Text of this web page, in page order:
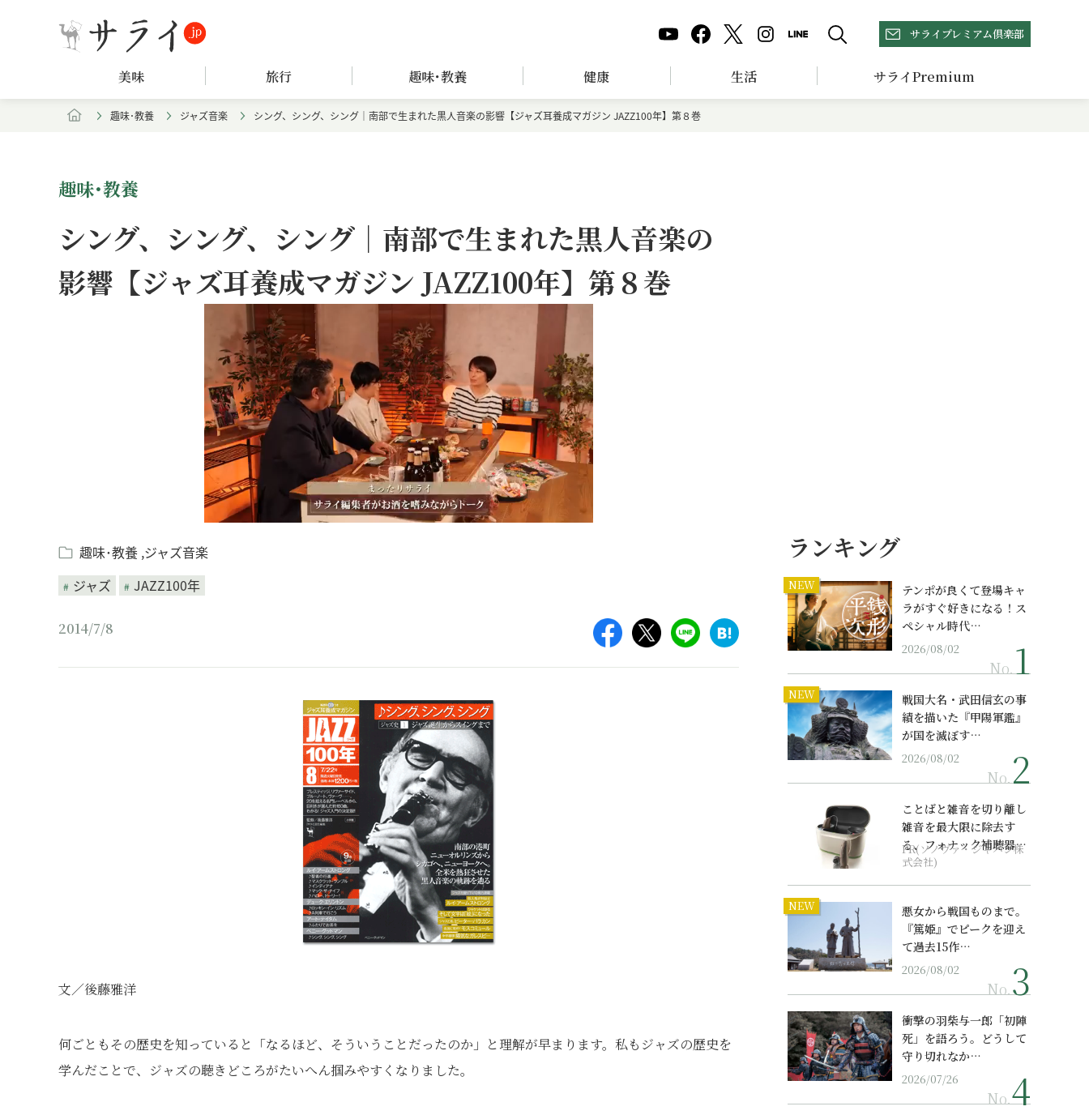
サライプレミアム倶楽部
美味 旅行 趣味･教養 健康 生活 サライPremium
趣味･教養 ジャズ音楽 シング、シング、シング｜南部で生まれた黒人音楽の影響【ジャズ耳養成マガジン JAZZ100年】第８巻
趣味･教養
シング、シング、シング｜南部で生まれた黒人音楽の
影響【ジャズ耳養成マガジン JAZZ100年】第８巻
趣味･教養 ジャズ音楽
ジャズ
JAZZ100年
2014/7/8
文／後藤雅洋
何ごともその歴史を知っていると「なるほど、そういうことだったのか」と理解が早まります。私もジャズの歴史を
学んだことで、ジャズの聴きどころがたいへん掴みやすくなりました。
ランキング
NEW
テンポが良くて登場キャ
ラがすぐ好きになる！ス
ペシャル時代…
2026/08/02
No.
NEW
戦国大名・武田信玄の事
績を描いた『甲陽軍鑑』
が国を滅ぼす…
2026/08/02
No.
ことばと雑音を切り離し
雑音を最大限に除去す
る、フォナック補聴器の
最上位モデル
PR(ソノヴァ・ジャパン株
式会社)
NEW
悪女から戦国ものまで。
『篤姫』でピークを迎え
て過去15作…
2026/08/02
No.
衝撃の羽柴与一郎「初陣
死」を語ろう。どうして
守り切れなか…
2026/07/26
No.